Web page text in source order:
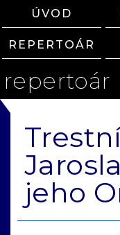
ÚVOD
REPERTOÁR
repertoár
jeho